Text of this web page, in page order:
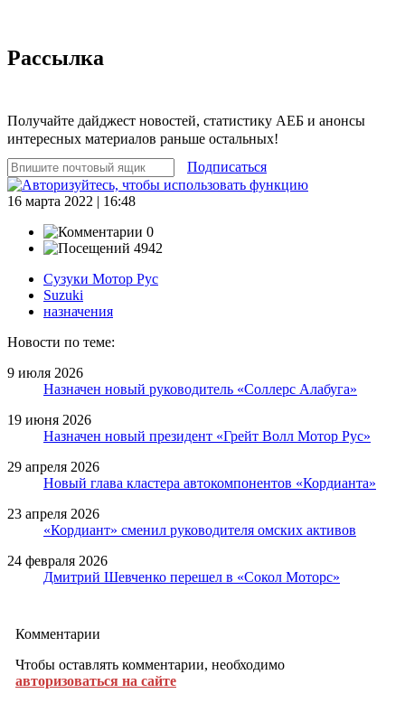
Рассылка
Получайте дайджест новостей, статистику АЕБ и анонсы
интересных материалов раньше остальных!
Подписаться
16 марта 2022 | 16:48
0
4942
Сузуки Мотор Рус
Suzuki
назначения
Новости по теме:
9 июля 2026
Назначен новый руководитель «Соллерс Алабуга»
19 июня 2026
Назначен новый президент «Грейт Волл Мотор Рус»
29 апреля 2026
Новый глава кластера автокомпонентов «Кордианта»
23 апреля 2026
«Кордиант» сменил руководителя омских активов
24 февраля 2026
Дмитрий Шевченко перешел в «Сокол Моторс»
Комментарии
Чтобы оставлять комментарии, необходимо
авторизоваться на сайте